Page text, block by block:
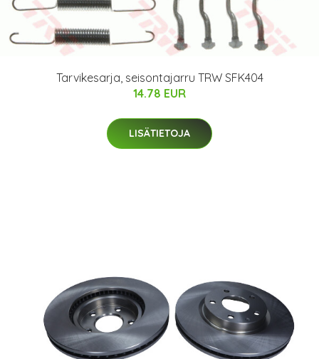
Tarvikesarja, seisontajarru TRW SFK404
14.78 EUR
LISÄTIETOJA